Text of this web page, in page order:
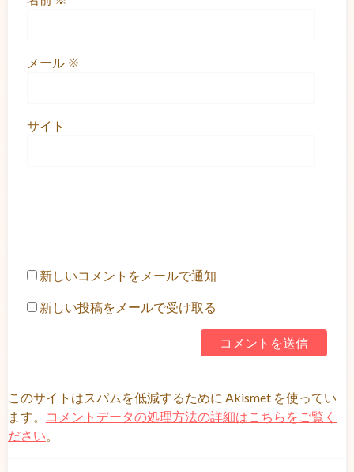
メール ※
サイト
新しいコメントをメールで通知
新しい投稿をメールで受け取る
このサイトはスパムを低減するために Akismet を使ってい
ます。
コメントデータの処理方法の詳細はこちらをご覧く
ださい